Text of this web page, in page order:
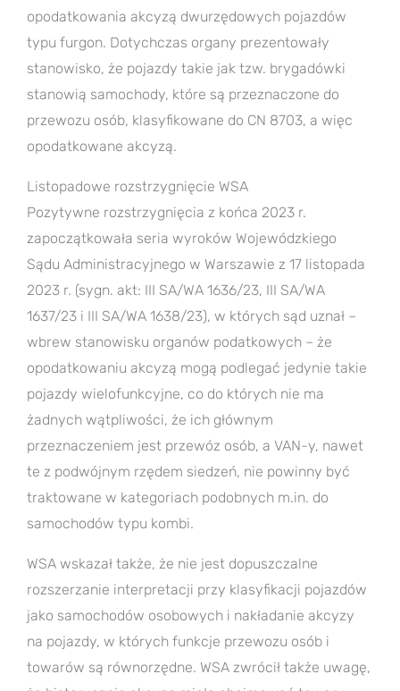
opodatkowania akcyzą dwurzędowych pojazdów
typu furgon. Dotychczas organy prezentowały
stanowisko, że pojazdy takie jak tzw. brygadówki
stanowią samochody, które są przeznaczone do
przewozu osób, klasyfikowane do CN 8703, a więc
opodatkowane akcyzą.
Listopadowe rozstrzygnięcie WSA
Pozytywne rozstrzygnięcia z końca 2023 r.
zapoczątkowała seria wyroków Wojewódzkiego
Sądu Administracyjnego w Warszawie z 17 listopada
2023 r. (sygn. akt: III SA/WA 1636/23, III SA/WA
1637/23 i III SA/WA 1638/23), w których sąd uznał –
wbrew stanowisku organów podatkowych – że
opodatkowaniu akcyzą mogą podlegać jedynie takie
pojazdy wielofunkcyjne, co do których nie ma
żadnych wątpliwości, że ich głównym
przeznaczeniem jest przewóz osób, a VAN-y, nawet
te z podwójnym rzędem siedzeń, nie powinny być
traktowane w kategoriach podobnych m.in. do
samochodów typu kombi.
WSA wskazał także, że nie jest dopuszczalne
rozszerzanie interpretacji przy klasyfikacji pojazdów
jako samochodów osobowych i nakładanie akcyzy
na pojazdy, w których funkcje przewozu osób i
towarów są równorzędne. WSA zwrócił także uwagę,